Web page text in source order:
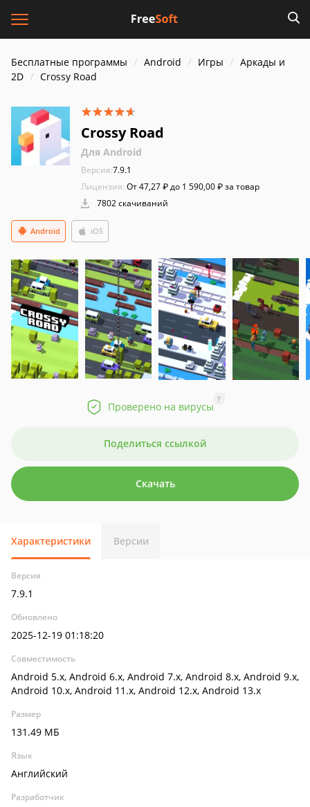
Бесплатные программы Android Игры
Аркады и
2D
Crossy Road
Crossy Road
Для Android
Версия:7.9.1
Лицензия: От 47,27 ₽ до 1 590,00 ₽ за товар
7802 скачиваний
Android iOS
Проверено на вирусы
?
Поделиться ссылкой
Скачать
Характеристики Версии
Версия
7.9.1
Обновлено
2025-12-19 01:18:20
Совместимость
Android 5.x, Android 6.x, Android 7.x, Android 8.x, Android 9.x,
Android 10.x, Android 11.x, Android 12.x, Android 13.x
Размер
131.49 МБ
Язык
Английский
Разработчик